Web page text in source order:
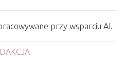
przy wsparciu AI.